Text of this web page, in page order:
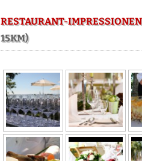
RESTAURANT-
15KM)